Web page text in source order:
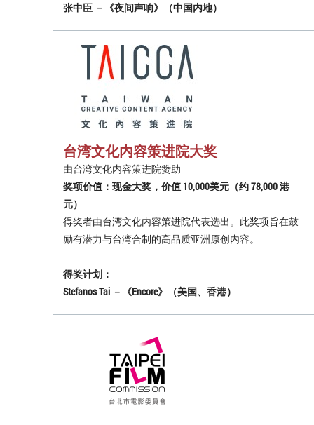
张中臣 －《夜间声响》（中国内地）
台湾文化内容策进院大奖
由台湾文化内容策进院赞助
奖项价值：现金大奖，价值 10,000美元（约 78,000 港
元）
得奖者由台湾文化内容策进院代表选出。此奖项旨在鼓
励有潜力与台湾合制的高品质亚洲原创内容。
得奖计划：
Stefanos Tai －《Encore》（美国、香港）